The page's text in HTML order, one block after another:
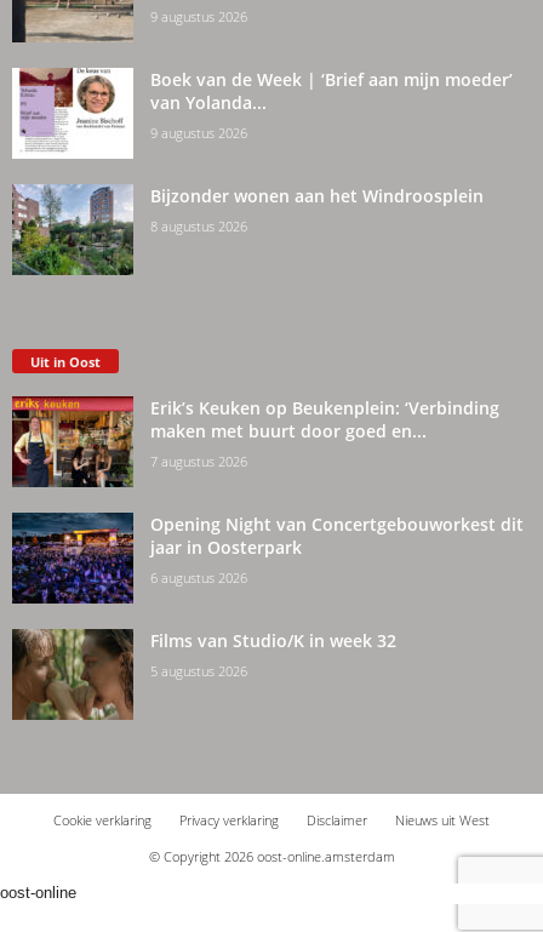
9 augustus 2026
Boek van de Week | ‘Brief aan mijn moeder’
van Yolanda...
9 augustus 2026
Bijzonder wonen aan het Windroosplein
8 augustus 2026
Uit in Oost
Erik’s Keuken op Beukenplein: ‘Verbinding
maken met buurt door goed en...
7 augustus 2026
Opening Night van Concertgebouworkest dit
jaar in Oosterpark
6 augustus 2026
Films van Studio/K in week 32
5 augustus 2026
Cookie verklaring Privacy verklaring Disclaimer
Nieuws uit West
© Copyright 2026 oost-online.amsterdam
oost-online